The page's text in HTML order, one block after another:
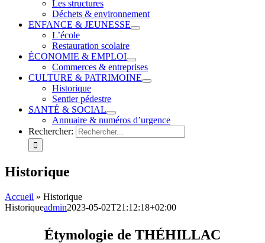
Les structures
Déchets & environnement
ENFANCE & JEUNESSE
L’école
Restauration scolaire
ÉCONOMIE & EMPLOI
Commerces & entreprises
CULTURE & PATRIMOINE
Historique
Sentier pédestre
SANTÉ & SOCIAL
Annuaire & numéros d’urgence
Rechercher:
Historique
Accueil » Historique
Historiqueadmin2023-05-02T21:12:18+02:00
Étymologie de THÉHILLAC